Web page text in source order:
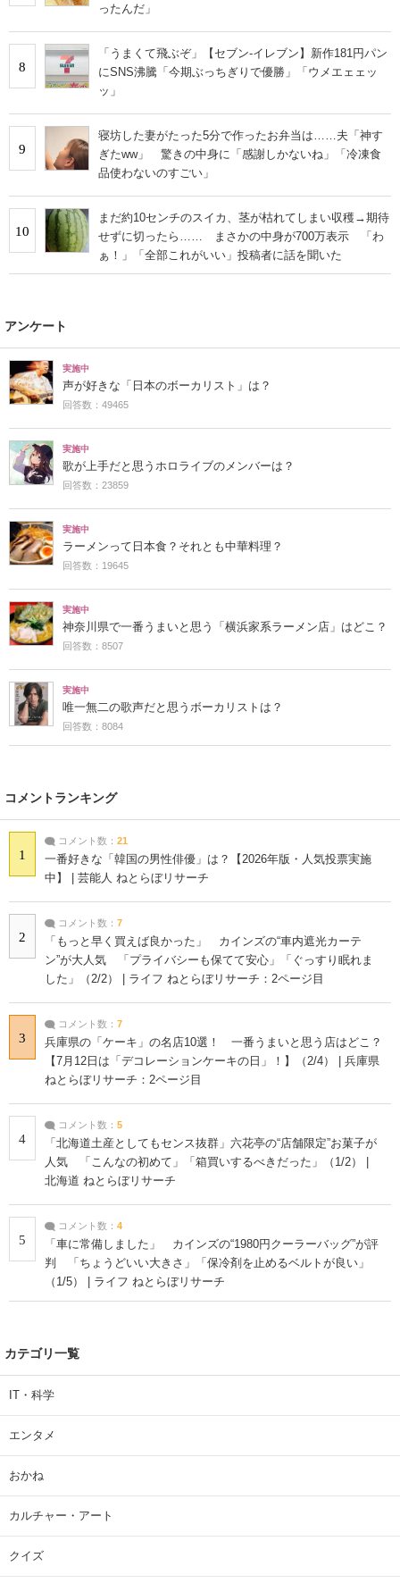
ったんだ」
8
「うまくて飛ぶぞ」【セブン‐イレブン】新作181円パン
にSNS沸騰「今期ぶっちぎりで優勝」「ウメエェェッ
ッ」
9
寝坊した妻がたった5分で作ったお弁当は……夫「神す
ぎたww」 驚きの中身に「感謝しかないね」「冷凍食
品使わないのすごい」
10
まだ約10センチのスイカ、茎が枯れてしまい収穫→期待
せずに切ったら…… まさかの中身が700万表示 「わ
ぁ！」「全部これがいい」投稿者に話を聞いた
アンケート
実施中
声が好きな「日本のボーカリスト」は？
回答数：49465
実施中
歌が上手だと思うホロライブのメンバーは？
回答数：23859
実施中
ラーメンって日本食？それとも中華料理？
回答数：19645
実施中
神奈川県で一番うまいと思う「横浜家系ラーメン店」はどこ？
回答数：8507
実施中
唯一無二の歌声だと思うボーカリストは？
回答数：8084
コメントランキング
1
コメント数： 21
一番好きな「韓国の男性俳優」は？【2026年版・人気投票実施
中】 | 芸能人 ねとらぼリサーチ
2
コメント数： 7
「もっと早く買えば良かった」 カインズの“車内遮光カーテ
ン”が大人気 「プライバシーも保てて安心」「ぐっすり眠れま
した」（2/2） | ライフ ねとらぼリサーチ：2ページ目
3
コメント数： 7
兵庫県の「ケーキ」の名店10選！ 一番うまいと思う店はどこ？
【7月12日は「デコレーションケーキの日」！】（2/4） | 兵庫県
ねとらぼリサーチ：2ページ目
4
コメント数： 5
「北海道土産としてもセンス抜群」六花亭の“店舗限定”お菓子が
人気 「こんなの初めて」「箱買いするべきだった」（1/2） |
北海道 ねとらぼリサーチ
5
コメント数： 4
「車に常備しました」 カインズの“1980円クーラーバッグ”が評
判 「ちょうどいい大きさ」「保冷剤を止めるベルトが良い」
（1/5） | ライフ ねとらぼリサーチ
カテゴリ一覧
IT・科学
エンタメ
おかね
カルチャー・アート
クイズ